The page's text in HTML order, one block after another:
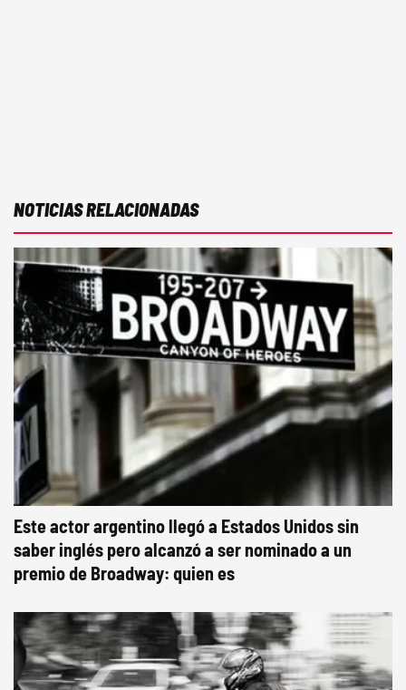
NOTICIAS RELACIONADAS
Este actor argentino llegó a Estados Unidos sin
saber inglés pero alcanzó a ser nominado a un
premio de Broadway: quien es